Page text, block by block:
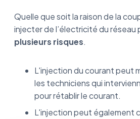
Quelle que soit la raison de la
injecter de l’électricité du réseau
plusieurs risques.
L'injection du courant peut
les techniciens qui
pour rétablir le courant.
L'injection peut également